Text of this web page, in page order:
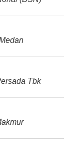
Tbk